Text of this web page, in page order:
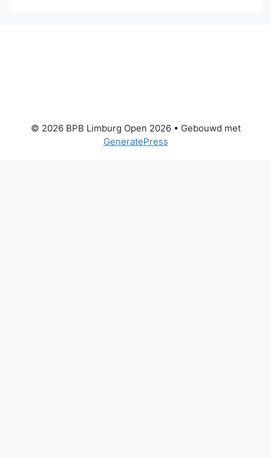
© 2026 BPB Limburg Open 2026• Gebouwd met
GeneratePress